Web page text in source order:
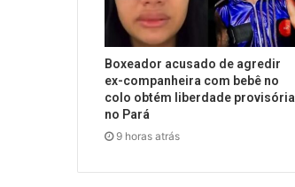
Boxeador acusado de agredir
ex-companheira com bebê no
colo obtém liberdade provisória
no Pará
9 horas atrás